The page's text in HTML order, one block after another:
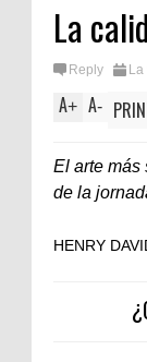
La
Reply
A+ A-
El arte más
de la
HENRY